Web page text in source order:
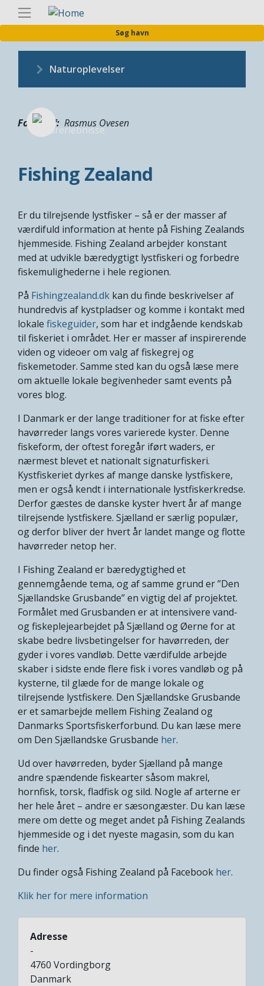
Søg havn
Naturoplevelser
Fotograf Rasmus Ovesen
Fishing Zealand
Er du tilrejsende lystfisker – så er der masser af
værdifuld information at hente på Fishing Zealands
hjemmeside. Fishing Zealand arbejder konstant
med at udvikle bæredygtigt lystfiskeri og forbedre
fiskemulighederne i hele regionen.
På Fishingzealand.dk kan du finde beskrivelser af
hundredvis af kystpladser og komme i kontakt med
lokale fiskeguider, som har et indgående kendskab
til fiskeriet i området. Her er masser af inspirerende
viden og videoer om valg af fiskegrej og
fiskemetoder. Samme sted kan du også læse mere
om aktuelle lokale begivenheder samt events på
vores blog.
I Danmark er der lange traditioner for at fiske efter
havørreder langs vores varierede kyster. Denne
fiskeform, der oftest foregår iført waders, er
nærmest blevet et nationalt signaturfiskeri.
Kystfiskeriet dyrkes af mange danske lystfiskere,
men er også kendt i internationale lystfiskerkredse.
Derfor gæstes de danske kyster hvert år af mange
tilrejsende lystfiskere. Sjælland er særlig populær,
og derfor bliver der hvert år landet mange og flotte
havørreder netop her.
I Fishing Zealand er bæredygtighed et
gennemgående tema, og af samme grund er ”Den
Sjællandske Grusbande” en vigtig del af projektet.
Formålet med Grusbanden er at intensivere vand-
og fiskeplejearbejdet på Sjælland og Øerne for at
skabe bedre livsbetingelser for havørreden, der
gyder i vores vandløb. Dette værdifulde arbejde
skaber i sidste ende flere fisk i vores vandløb og på
kysterne, til glæde for de mange lokale og
tilrejsende lystfiskere. Den Sjællandske Grusbande
er et samarbejde mellem Fishing Zealand og
Danmarks Sportsfiskerforbund. Du kan læse mere
om Den Sjællandske Grusbande her.
Ud over havørreden, byder Sjælland på mange
andre spændende fiskearter såsom makrel,
hornfisk, torsk, fladfisk og sild. Nogle af arterne er
her hele året – andre er sæsongæster. Du kan læse
mere om dette og meget andet på Fishing Zealands
hjemmeside og i det nyeste magasin, som du kan
finde her.
Du finder også Fishing Zealand på Facebook her.
Klik her for mere information
Adresse
-
4760 Vordingborg
Danmark